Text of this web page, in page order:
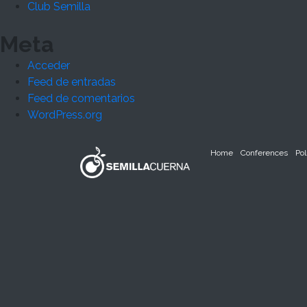
Club Semilla
Meta
Acceder
Feed de entradas
Feed de comentarios
WordPress.org
Home Conferences